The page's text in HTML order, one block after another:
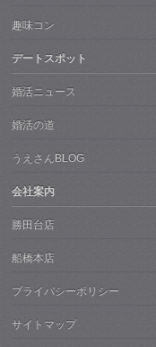
趣味コン
デートスポット
婚活ニュース
婚活の道
うえさんBLOG
会社案内
勝田台店
船橋本店
プライバシーポリシー
サイトマップ